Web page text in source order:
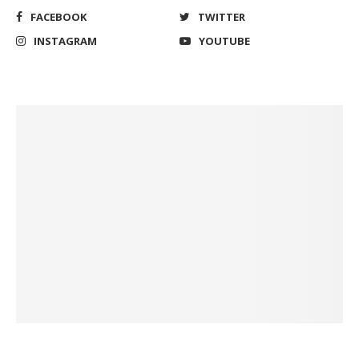
FACEBOOK
TWITTER
INSTAGRAM
YOUTUBE